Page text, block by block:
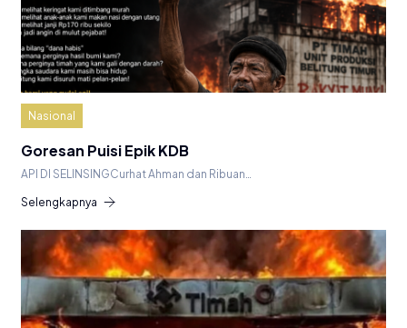
Nasional
Goresan Puisi Epik KDB
API DI SELINSINGCurhat Ahman dan Ribuan…
Selengkapnya